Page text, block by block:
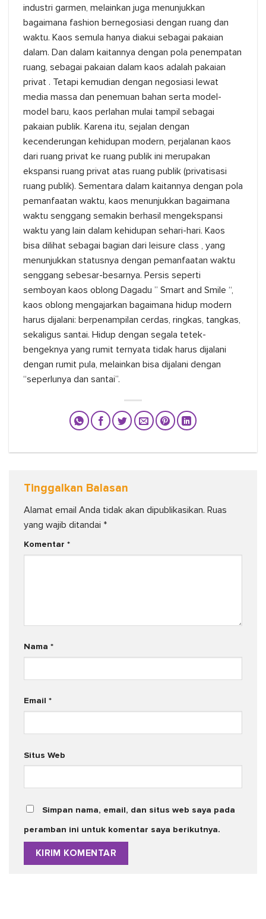
industri garmen, melainkan juga menunjukkan
bagaimana fashion bernegosiasi dengan ruang dan
waktu. Kaos semula hanya diakui sebagai pakaian
dalam. Dan dalam kaitannya dengan pola penempatan
ruang, sebagai pakaian dalam kaos adalah pakaian
privat . Tetapi kemudian dengan negosiasi lewat
media massa dan penemuan bahan serta model-
model baru, kaos perlahan mulai tampil sebagai
pakaian publik. Karena itu, sejalan dengan
kecenderungan kehidupan modern, perjalanan kaos
dari ruang privat ke ruang publik ini merupakan
ekspansi ruang privat atas ruang publik (privatisasi
ruang publik). Sementara dalam kaitannya dengan pola
pemanfaatan waktu, kaos menunjukkan bagaimana
waktu senggang semakin berhasil mengekspansi
waktu yang lain dalam kehidupan sehari-hari. Kaos
bisa dilihat sebagai bagian dari leisure class , yang
menunjukkan statusnya dengan pemanfaatan waktu
senggang sebesar-besarnya. Persis seperti
semboyan kaos oblong Dagadu ” Smart and Smile “,
kaos oblong mengajarkan bagaimana hidup modern
harus dijalani: berpenampilan cerdas, ringkas, tangkas,
sekaligus santai. Hidup dengan segala tetek-
bengeknya yang rumit ternyata tidak harus dijalani
dengan rumit pula, melainkan bisa dijalani dengan
“seperlunya dan santai”.
Tinggalkan Balasan
Alamat email Anda tidak akan dipublikasikan. Ruas
yang wajib ditandai *
Komentar *
Nama *
Email *
Situs Web
Simpan nama, email, dan situs web saya pada
peramban ini untuk komentar saya berikutnya.